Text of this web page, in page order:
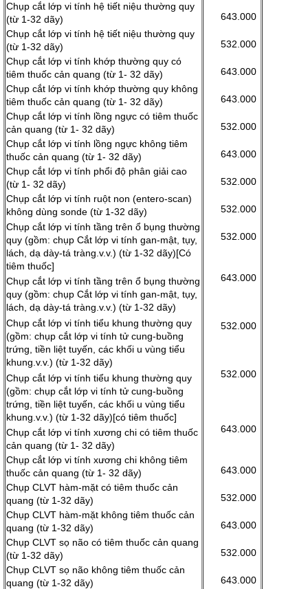
Chụp cắt lớp vi tính hệ tiết niệu thường quy
(từ 1-32 dãy)
Chụp cắt lớp vi tính hệ tiết niệu thường quy
(từ 1-32 dãy)
Chụp cắt lớp vi tính khớp thường quy có
tiêm thuốc cản quang (từ 1- 32 dãy)
Chụp cắt lớp vi tính khớp thường quy không
tiêm thuốc cản quang (từ 1- 32 dãy)
Chụp cắt lớp vi tính lồng ngực có tiêm thuốc
cản quang (từ 1- 32 dãy)
Chụp cắt lớp vi tính lồng ngực không tiêm
thuốc cản quang (từ 1- 32 dãy)
Chụp cắt lớp vi tính phổi độ phân giải cao
(từ 1- 32 dãy)
Chụp cắt lớp vi tính ruột non (entero-scan)
không dùng sonde (từ 1-32 dãy)
Chụp cắt lớp vi tính tầng trên ổ bụng thường
quy (gồm: chụp Cắt lớp vi tính gan-mật, tụy,
lách, dạ dày-tá tràng.v.v.) (từ 1-32 dãy)[Có
tiêm thuốc]
Chụp cắt lớp vi tính tầng trên ổ bụng thường
quy (gồm: chụp Cắt lớp vi tính gan-mật, tụy,
lách, dạ dày-tá tràng.v.v.) (từ 1-32 dãy)
Chụp cắt lớp vi tính tiểu khung thường quy
(gồm: chụp cắt lớp vi tính tử cung-buồng
trứng, tiền liệt tuyến, các khối u vùng tiểu
khung.v.v.) (từ 1-32 dãy)
Chụp cắt lớp vi tính tiểu khung thường quy
(gồm: chụp cắt lớp vi tính tử cung-buồng
trứng, tiền liệt tuyến, các khối u vùng tiểu
khung.v.v.) (từ 1-32 dãy)[có tiêm thuốc]
Chụp cắt lớp vi tính xương chi có tiêm thuốc
cản quang (từ 1- 32 dãy)
Chụp cắt lớp vi tính xương chi không tiêm
thuốc cản quang (từ 1- 32 dãy)
Chụp CLVT hàm-mặt có tiêm thuốc cản
quang (từ 1-32 dãy)
Chụp CLVT hàm-mặt không tiêm thuốc cản
quang (từ 1-32 dãy)
Chụp CLVT sọ não có tiêm thuốc cản quang
(từ 1-32 dãy)
Chụp CLVT sọ não không tiêm thuốc cản
quang (từ 1-32 dãy)
643.000
532.000
643.000
643.000
532.000
643.000
532.000
532.000
532.000
643.000
532.000
532.000
643.000
643.000
532.000
643.000
532.000
643.000